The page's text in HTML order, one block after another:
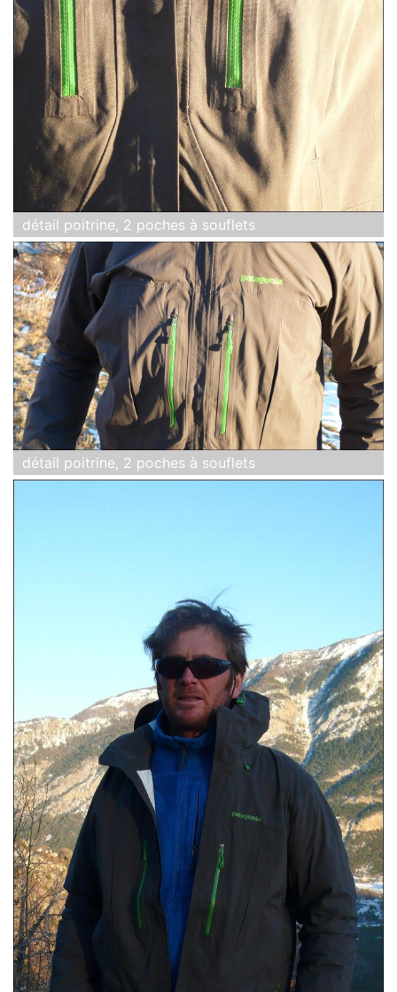
détail poitrine, 2 poches à souflets
détail poitrine, 2 poches à souflets